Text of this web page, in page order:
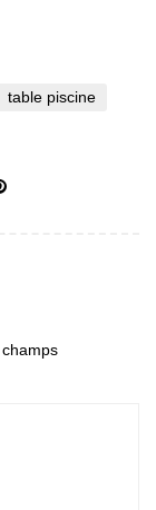
table piscine